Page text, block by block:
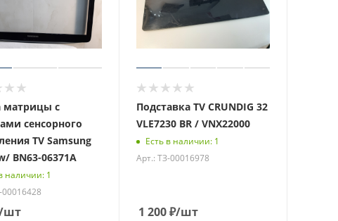
матрицы с
сенсорного
TV Samsung
BN63-06371A
наличии: 1
шт
Подставка TV CRUNDIG 32
VLE7230 BR / VNX22000
Есть в наличии: 1
Арт.: ТЗ-00016978
1 200₽/шт